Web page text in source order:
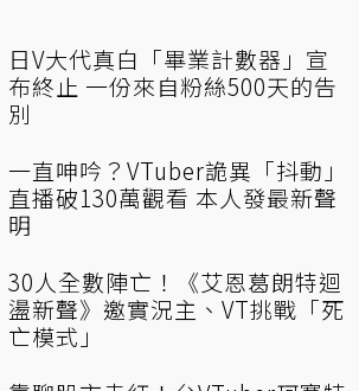
日V大代真白「畢業計數器」宣
布終止 一份來自粉絲500天的告
別
一直呻吟？VTuber詭異「抖動」
直播破130萬觀看 本人發最新聲
明
30人全數陣亡！《艾恩葛朗特迴
盪新聲》邀實況主、VT挑戰「死
亡模式」